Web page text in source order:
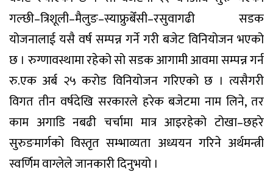
गल्छी–त्रिशूली–मैलुङ–स्याफ्रुबेँसी–रसुवागढी सडक
योजनालाई यसै वर्ष सम्पन्न गर्ने गरी बजेट विनियोजन भएको
छ । रुग्णावस्थामा रहेको सो सडक आगामी आवमा सम्पन्न गर्न
रु.एक अर्ब २५ करोड विनियोजन गरिएको छ । त्यसैगरी
विगत तीन वर्षदेखि सरकारले हरेक बजेटमा नाम लिने, तर
काम अगाडि नबढी चर्चामा मात्र आइरहेको टोखा–छहरे
सुरुङमार्गको विस्तृत सम्भाव्यता अध्ययन गरिने अर्थमन्त्री
स्वर्णिम वाग्लेले जानकारी दिनुभयो ।